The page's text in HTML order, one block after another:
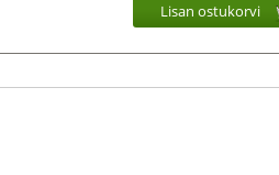
Lisan ostukorvi